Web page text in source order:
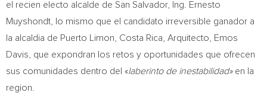
el recien electo alcalde de San Salvador, Ing.
Ernesto
Muyshondt , lo mismo que el candidato irreversible ganador a
la alcaldia de Puerto Limon Costa Rica , Arquitecto,
Emos
Davis , que expondran los retos y oportunidades que ofrecen
sus comunidades dentro del «laberinto de inestabilidad»en la
region.